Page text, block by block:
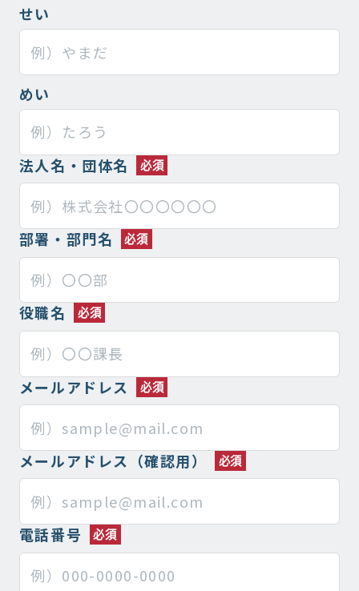
せい
めい
法人名・団体名
部署・部門名
役職名
メールアドレス
メールアドレス（確認用）
電話番号